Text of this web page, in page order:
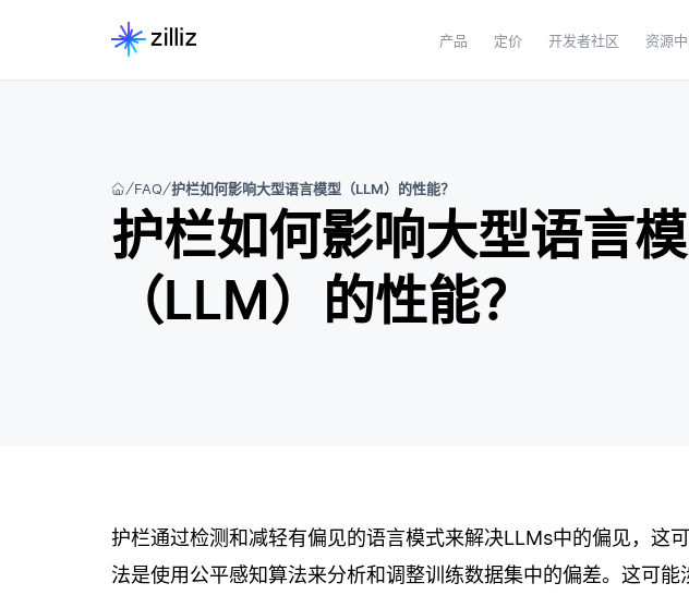
产品 定价 开发者社区 资源
FAQ 护栏如何影响大型语言模型（LLM）的性能？
护栏如何影响大型语言
（LLM）的性能？
护栏通过检测和减轻有偏见的语言模式来解决LLMs中的偏见，这
法是使用公平感知算法来分析和调整训练数据集中的偏差。这可能